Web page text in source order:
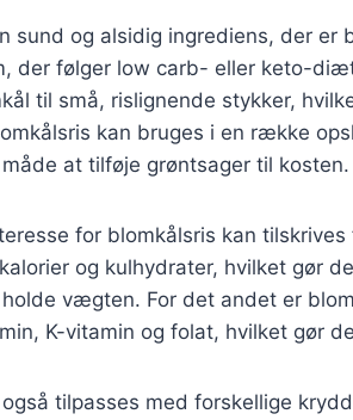
sund og alsidig ingrediens, der
der følger low carb- eller keto-
til små, rislignende stykker,
kan bruges i en række
at tilføje grøntsager til kosten.
for blomkålsris kan
og kulhydrater, hvilket gør
vægten. For det andet er
K-vitamin og folat, hvilket gør
tilpasses med forskellige